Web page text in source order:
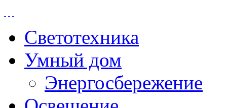
Светотехника
Умный дом
Энергосбережение